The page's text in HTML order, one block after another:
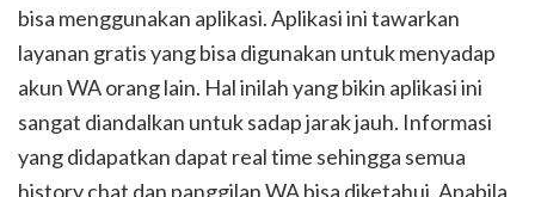
bisa menggunakan aplikasi. Aplikasi ini tawarkan
layanan gratis yang bisa digunakan untuk menyadap
akun WA orang lain. Hal inilah yang bikin aplikasi ini
sangat diandalkan untuk sadap jarak jauh. Informasi
yang didapatkan dapat real time sehingga semua
history chat dan panggilan WA bisa diketahui. Apabila